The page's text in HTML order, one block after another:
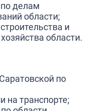
делам
области;
и
области.
по
транспорте;